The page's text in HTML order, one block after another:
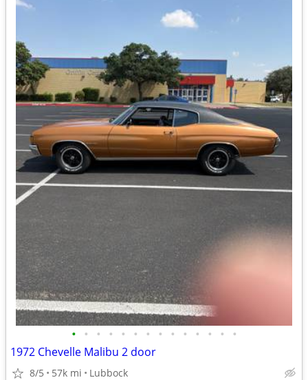
• • • • • • • • • • • • • •
1972 Chevelle Malibu 2 door
8/5 57k mi Lubbock